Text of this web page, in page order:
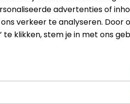
& passen en staan
advertenties of
verkeer te analyseren. Door
te klikken, stem je in met ons